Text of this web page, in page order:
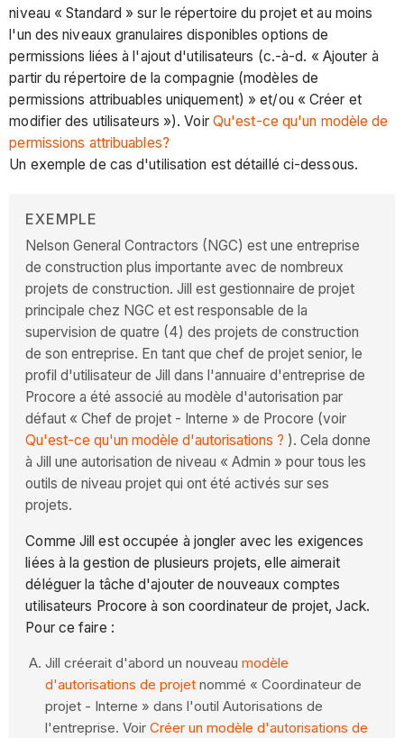
niveau « Standard » sur le répertoire du projet et au moins
l'un des niveaux granulaires disponibles options de
permissions liées à l'ajout d'utilisateurs (c.-à-d. « Ajouter à
partir du répertoire de la compagnie (modèles de
permissions attribuables uniquement) » et/ou « Créer et
modifier des utilisateurs »). Voir Qu'est-ce qu'un modèle de
permissions attribuables?
Un exemple de cas d'utilisation est détaillé ci-dessous.
EXEMPLE
Nelson General Contractors (NGC) est une entreprise
de construction plus importante avec de nombreux
projets de construction. Jill est gestionnaire de projet
principale chez NGC et est responsable de la
supervision de quatre (4) des projets de construction
de son entreprise. En tant que chef de projet senior, le
profil d'utilisateur de Jill dans l'annuaire d'entreprise de
Procore a été associé au modèle d'autorisation par
défaut « Chef de projet - Interne » de Procore (voir
Qu'est-ce qu'un modèle d'autorisations ? ). Cela donne
à Jill une autorisation de niveau « Admin » pour tous les
outils de niveau projet qui ont été activés sur ses
projets.
Comme Jill est occupée à jongler avec les exigences
liées à la gestion de plusieurs projets, elle aimerait
déléguer la tâche d'ajouter de nouveaux comptes
utilisateurs Procore à son coordinateur de projet, Jack.
Pour ce faire :
Jill créerait d'abord un nouveaumodèle
d'autorisations de projet nommé « Coordinateur de
projet - Interne » dans l'outil Autorisations de
l'entreprise. VoirCréer un modèle d'autorisations de